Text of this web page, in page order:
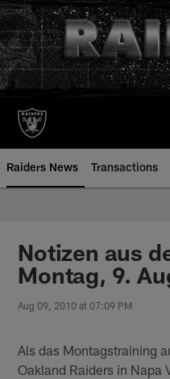
Skip
to
main
content
Raiders News Transactions
Notizen aus
Montag, 9.
Aug 09, 2010 at 07:09 PM
Als das Montagstraining
Oakland Raiders in Napa